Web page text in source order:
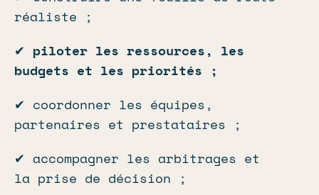
réaliste ;
✔ piloter les ressources, les
budgets et les priorités ;
✔ coordonner les équipes,
partenaires et prestataires ;
✔ accompagner les arbitrages et
la prise de décision ;